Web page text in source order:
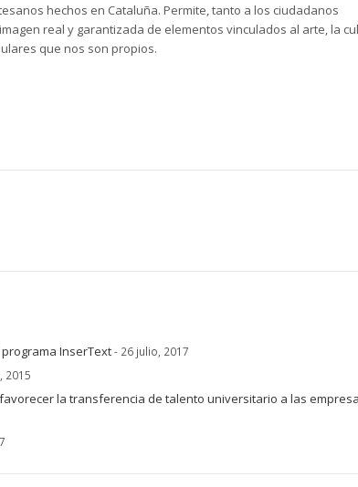
hechos en Cataluña. Permite, tanto a los ciudadanos
real y garantizada de elementos vinculados al arte, la
que nos son propios.
InserText- 26 julio, 2017
2015
la transferencia de talento universitario a las